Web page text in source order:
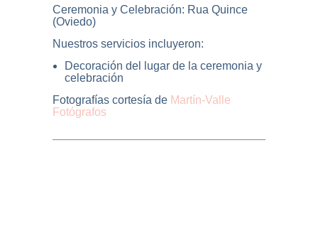
Ceremonia y Celebración: Rua Quince
(Oviedo)
Nuestros servicios incluyeron:
Decoración del lugar de la ceremonia y
celebración
Fotografías cortesía de Martín-Valle
Fotógrafos